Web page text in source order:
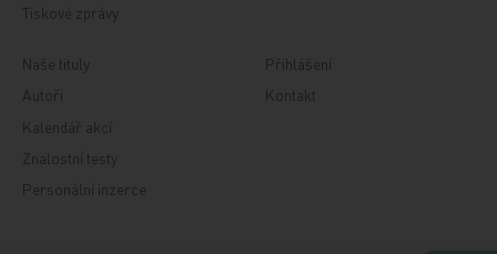
Tiskové zprávy
Naše tituly
Autoři
Kalendář akcí
Znalostní testy
Personální inzerce
Přihlášení
Kontakt